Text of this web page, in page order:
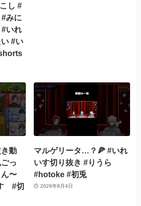
し #
みに
#いれ
#い
動
っ
ん〜
#切
マルゲリータ…？🍕 #いれ
いす切り抜き #りうら
#hotoke #初兎
2026年8月4日